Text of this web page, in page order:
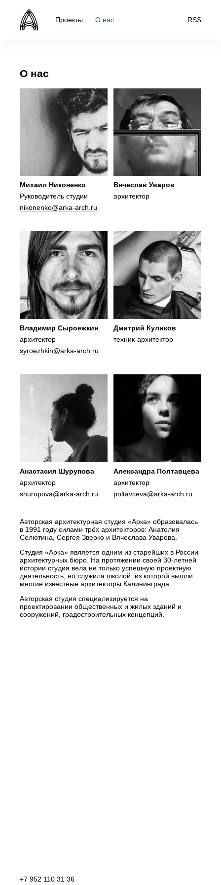
Проекты О нас RSS
О нас
Михаил Никоненко
Руководитель студии
nikonenko@arka-arch.ru
Вячеслав Уваров
архитектор
Владимир Сыроежкин
архитектор
syroezhkin@arka-arch.ru
Дмитрий Куликов
техник-архитектор
Анастасия Шурупова
архитектор
shurupova@arka-arch.ru
Александра Полтавцева
архитектор
poltavceva@arka-arch.ru
Авторская архитектурная студия «Арка» образовалась
в 1991 году силами трёх архитекторов: Анатолия
Селютина, Сергея Зверко и Вячеслава Уварова.
Студия «Арка» является одним из старейших в России
архитектурных бюро. На протяжении своей 30-летней
истории студия вела не только успешную проектную
деятельность, но служила школой, из которой вышли
многие известные архитекторы Калининграда.
Авторская студия специализируется на
проектировании общественных и жилых зданий и
сооружений, градостроительных концепций.
+7 952 110 31 36